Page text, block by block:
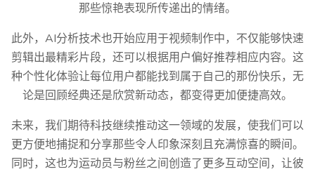
那些惊艳表现所传递出的情绪。
此外，AI分析技术也开始应用于视频制作中，不仅能够快速
剪辑出最精彩片段，还可以根据用户偏好推荐相应内容。这
种个性化体验让每位用户都能找到属于自己的那份快乐，无
论是回顾经典还是欣赏新动态，都变得更加便捷高效。
未来，我们期待科技继续推动这一领域的发展，使我们可以
更方便地捕捉和分享那些令人印象深刻且充满惊喜的瞬间。
同时，这也为运动员与粉丝之间创造了更多互动空间，让彼